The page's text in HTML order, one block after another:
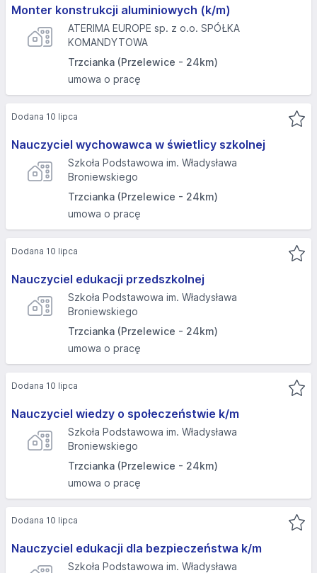
Monter konstrukcji aluminiowych (k/m)
ATERIMA EUROPE sp. z o.o. SPÓŁKA
KOMANDYTOWA
Trzcianka (Przelewice - 24km)
umowa o pracę
Nauczyciel wychowawca w świetlicy szkolnej
Szkoła Podstawowa im. Władysława
Broniewskiego
Trzcianka (Przelewice - 24km)
umowa o pracę
Dodana 10 lipca
Nauczyciel edukacji przedszkolnej
Szkoła Podstawowa im. Władysława
Broniewskiego
Trzcianka (Przelewice - 24km)
umowa o pracę
Dodana 10 lipca
Nauczyciel wiedzy o społeczeństwie k/m
Szkoła Podstawowa im. Władysława
Broniewskiego
Trzcianka (Przelewice - 24km)
umowa o pracę
Dodana 10 lipca
Nauczyciel edukacji dla bezpieczeństwa k/m
Szkoła Podstawowa im. Władysława
Dodana 10 lipca